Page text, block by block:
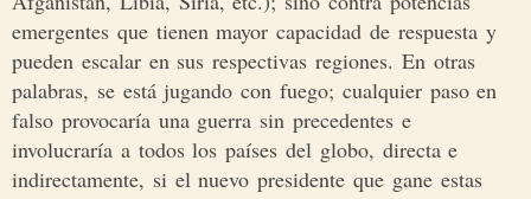
emergentes que tienen mayor capacidad de respuesta y
pueden escalar en sus respectivas regiones. En otras
palabras, se está jugando con fuego; cualquier paso en
falso provocaría una guerra sin precedentes e
involucraría a todos los países del globo, directa e
indirectamente, si el nuevo presidente que gane estas